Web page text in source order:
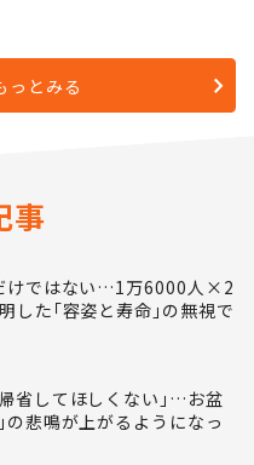
っとみる
事
けではない…1万6000人×2
した｢容姿と寿命｣の無視で
省してほしくない｣…お盆
悲鳴が上がるようになっ